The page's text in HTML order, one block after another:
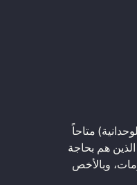
متاحاً
هم بحاجة
وبالأخص